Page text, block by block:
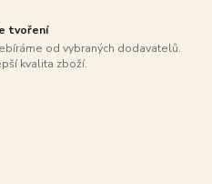
tvoření
od vybraných dodavatelů.
kvalita zboží.